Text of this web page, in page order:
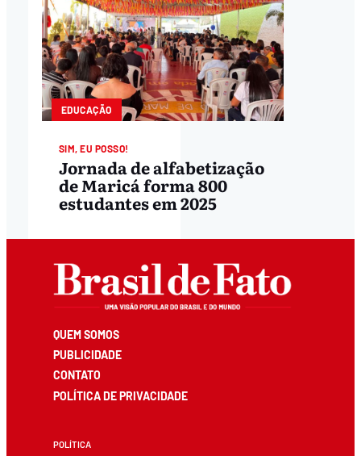
EDUCAÇÃO
SIM, EU POSSO!
Jornada de alfabetização
de Maricá forma 800
estudantes em 2025
QUEM SOMOS
PUBLICIDADE
CONTATO
POLÍTICA DE PRIVACIDADE
POLÍTICA